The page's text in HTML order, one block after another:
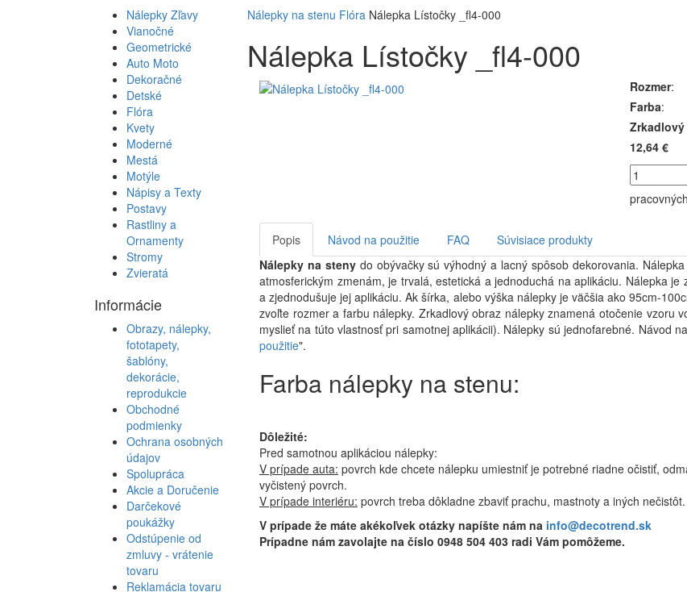
Nálepky Zľavy
Vianočné
Geometrické
Auto Moto
Dekoračné
Detské
Flóra
Kvety
Moderné
Mestá
Motýle
Nápisy a Texty
Postavy
Rastliny a
Ornamenty
Stromy
Zvieratá
Informácie
Obrazy, nálepky,
fototapety,
šablóny,
dekorácie,
reprodukcie
Obchodné
podmienky
Ochrana osobných
údajov
Spolupráca
Akcie a Doručenie
Darčekové
poukážky
Odstúpenie od
zmluvy - vrátenie
tovaru
Reklamácia tovaru
Nálepky na stenu Flóra Nálepka Lístočky _fl4-000
Nálepka Lístočky _fl4-000
Rozmer:
Farba:
12,64 €
Popis Návod na použitie FAQ
Súvisiace produkty
Nálepky na stenydo obývačky sú výhodný a lacný spôsob dekorovania.
atmosferickým zmenám, je trvalá, estetická a jednoduchá na aplikáciu. Nálepka
a zjednodušuje jej aplikáciu. Ak šírka, alebo výška nálepky je väčšia ako 95cm-
zvoľte rozmer a farbu nálepky. Zrkadlový obraz nálepky znamená otočenie vzoru
myslieť na túto vlastnosť pri samotnej aplikácii). Nálepky sú jednofarebné. Návod
použitie".
Farba nálepky na stenu:
Dôležité:
Pred samotnou aplikáciou nálepky:
V prípade auta: povrch kde chcete nálepku umiestniť je potrebné riadne očistiť,
vyčistený povrch.
V prípade interiéru: povrch treba dôkladne zbaviť prachu, mastnoty a iných
V prípade že máte akékoľvek otázky napíšte nám na info@decotrend.sk
Prípadne nám zavolajte na číslo 0948 504 403 radi Vám pomôžeme.